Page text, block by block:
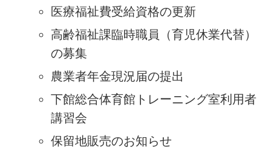
医療福祉費受給資格の更新
高齢福祉課臨時職員（育児休業代替）
の募集
農業者年金現況届の提出
下館総合体育館トレーニング室利用者
講習会
保留地販売のお知らせ